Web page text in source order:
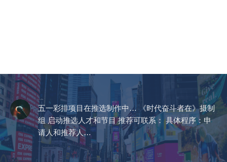
五一彩排项目在推选制作中… 《时代奋斗者在》摄制
组 启动推选人才和节目 推荐可联系： 具体程序：申
请人和推荐人…